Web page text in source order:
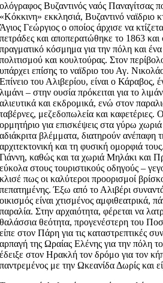
ολόγραφος Βυζαντινός ναός Παναγίτσας
«Κόκκινη» εκκλησιά, Βυζαντινό ναϊδριο
Άγιος Γεώργιος ο οποίος άρχισε να
πετράδες και αποπερατώθηκε το 1863 και
πραγματικό κόσμημα για την πόλη και
πολιτισμού και κουλτούρας. Στον
υπάρχει επίσης το ναϊδριο του Αγ.
Επίνειο του Αλιβερίου, είναι ο Κάραβος,
λιμάνι – στην ουσία πρόκειται για το
αλιευτικά και εκδρομικά, ενώ στον
ταβέρνες, μεζεδοπωλεία και καφετέριες.
ορμητήριο για επισκέψεις στα γύρω
αδιάκριτα βλέμματα, διατηρούν ανέπαφη
αρχιτεκτονική και τη φυσική ομορφιά
Γιάννη, καθώς και τα χωριά Μηλάκι και
εύκολα στους τουριστικούς οδηγούς –
κλισέ πως οι καλύτεροι προορισμοί
πεπατημένης. Έξω από το Αλιβέρι
οικισμός είναι χτισμένος αμφιθεατρικά,
παραλία. Στην αρχαιότητα, φέρεται να
θαλάσσια θεότητα, προγενέστερη του
είπε στον Πάρη για τις καταστρεπτικές
αρπαγή της Ωραίας Ελένης για την πόλη
έδειξε στον Ηρακλή τον δρόμο για τον
παντρεμένος με την Ωκεανίδα Δωρίς και